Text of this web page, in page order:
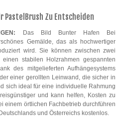
PastelBrush Zu Entscheiden
Das Bild Bunter Hafen Bei
Gemälde, das als hochwertiger
wird. Sie können zwischen zwei
stabilen Holzrahmen gespannten
des mitgelieferten Aufhängesystems
einer gerollten Leinwand, die sicher in
sich ideal für eine individuelle Rahmung
und kann helfen, Kosten zu
einem örtlichen Fachbetrieb durchführen
und Österreichs kostenlos.